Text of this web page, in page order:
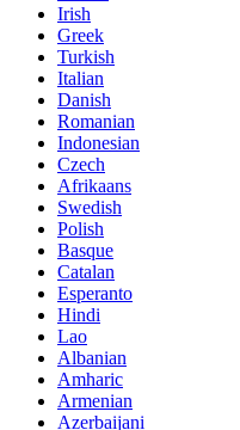
Irish
Greek
Turkish
Italian
Danish
Romanian
Indonesian
Czech
Afrikaans
Swedish
Polish
Basque
Catalan
Esperanto
Hindi
Lao
Albanian
Amharic
Armenian
Azerbaijani